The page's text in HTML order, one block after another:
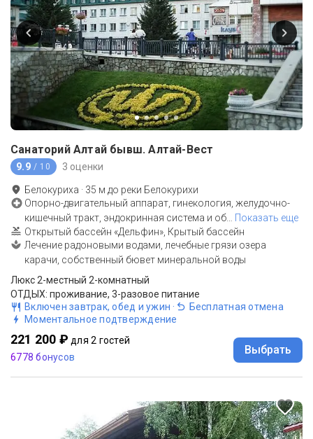
Санаторий Алтай бывш. Алтай-Вест
9.9 / 10 3 оценки
Белокуриха · 35 м до реки Белокурихи
Опорно-двигательный аппарат, гинекология, желудочно-
кишечный тракт, эндокринная система и об… Показать еще
Открытый бассейн «Дельфин», Крытый бассейн
Лечение радоновыми водами, лечебные грязи озера
карачи, собственный бювет минеральной воды
Люкс 2-местный 2-комнатный
ОТДЫХ: проживание, 3-разовое питание
Включен завтрак, обед и ужин ·
Бесплатная отмена
Моментальное подтверждение
221 200 ₽ для 2 гостей
6778 бонусов
Выбрать